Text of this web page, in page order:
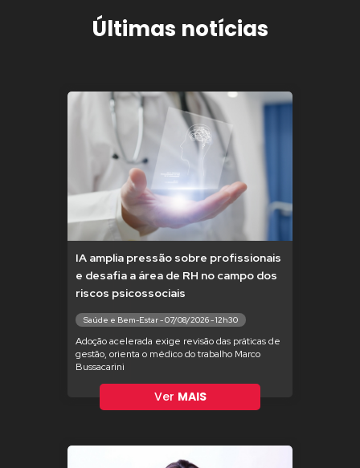
Últimas notícias
IA amplia pressão sobre profissionais
e desafia a área de RH no campo dos
riscos psicossociais
Saúde e Bem-Estar - 07/08/2026 - 12h30
Adoção acelerada exige revisão das práticas de
gestão, orienta o médico do trabalho Marco
Bussacarini
Ver MAIS